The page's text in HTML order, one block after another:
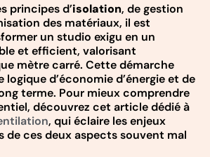
principes d’isolation, de gestion
des matériaux, il est
un studio exigu en un
et efficient, valorisant
mètre carré. Cette démarche
logique d’économie d’énergie et de
terme. Pour mieux comprendre
découvrez cet article dédié à
, qui éclaire les enjeux
de ces deux aspects souvent mal